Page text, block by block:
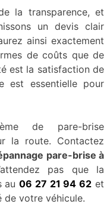
la transparence, et
un devis clair
ainsi exactement
de coûts que de
est la satisfaction de
est essentielle pour
de pare-brise
la route. Contactez
pare-brise à
pas que la
au06 27 21 94 62 et
de votre véhicule.